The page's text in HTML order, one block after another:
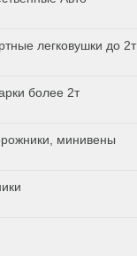
легковушки до 2т
более 2т
минивены